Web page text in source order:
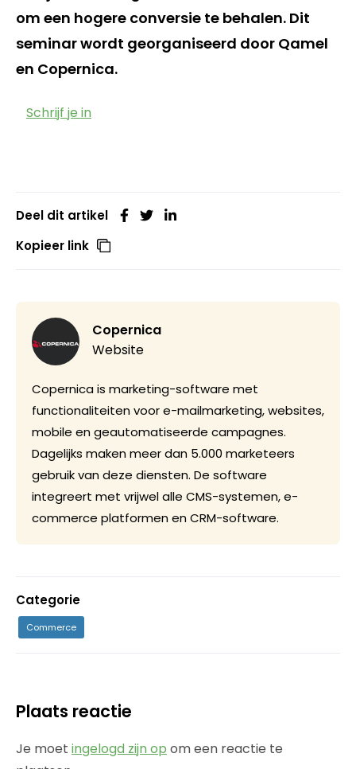
om een hogere conversie te behalen. Dit
seminar wordt georganiseerd door Qamel
en Copernica.
Schrijf je in
Deel dit artikel
Kopieer link
Copernica
Website
Copernica is marketing-software met
functionaliteiten voor e-mailmarketing, websites,
mobile en geautomatiseerde campagnes.
Dagelijks maken meer dan 5.000 marketeers
gebruik van deze diensten. De software
integreert met vrijwel alle CMS-systemen, e-
commerce platformen en CRM-software.
Categorie
Commerce
Plaats reactie
Je moet ingelogd zijn op om een reactie te